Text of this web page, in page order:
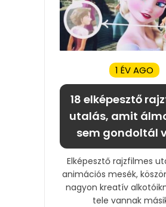
1 ÉV AGO
18 elképesztő
utalás, amit
sem gondoltál
Elképesztő rajzfilmes
animációs mesék,
nagyon kreatív
tele vannak